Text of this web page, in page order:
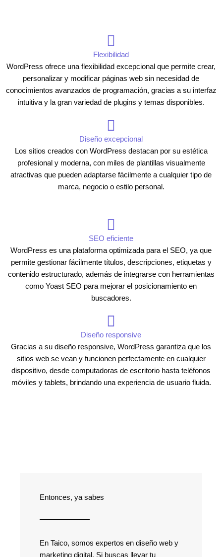
Flexibilidad
WordPress ofrece una flexibilidad excepcional que permite crear,
personalizar y modificar páginas web sin necesidad de
conocimientos avanzados de programación, gracias a su interfaz
intuitiva y la gran variedad de plugins y temas disponibles.
Diseño excepcional
Los sitios creados con WordPress destacan por su estética
profesional y moderna, con miles de plantillas visualmente
atractivas que pueden adaptarse fácilmente a cualquier tipo de
marca, negocio o estilo personal.
SEO eficiente
WordPress es una plataforma optimizada para el SEO, ya que
permite gestionar fácilmente títulos, descripciones, etiquetas y
contenido estructurado, además de integrarse con herramientas
como Yoast SEO para mejorar el posicionamiento en
buscadores.
Diseño responsive
Gracias a su diseño responsive, WordPress garantiza que los
sitios web se vean y funcionen perfectamente en cualquier
dispositivo, desde computadoras de escritorio hasta teléfonos
móviles y tablets, brindando una experiencia de usuario fluida.
Entonces, ya sabes
En Taico, somos expertos en diseño web y
marketing digital. Si buscas llevar tu